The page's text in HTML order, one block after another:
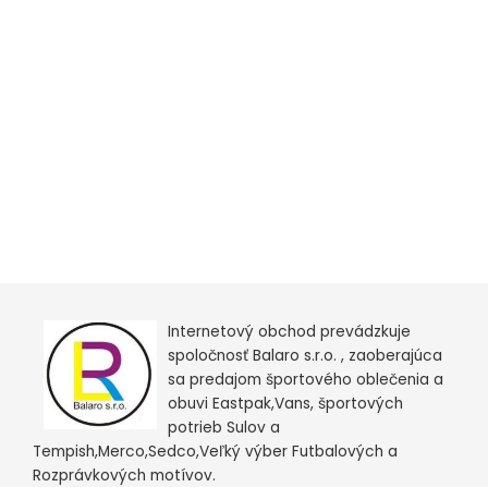
Internetový obchod prevádzkuje
spoločnosť Balaro s.r.o. , zaoberajúca
sa predajom športového oblečenia a
obuvi Eastpak,Vans, športových
potrieb Sulov a
Tempish,Merco,Sedco,Veľký výber Futbalových a
Rozprávkových motívov.